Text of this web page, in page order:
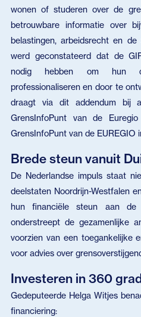
wonen of studeren over de
betrouwbare informatie over
belastingen, arbeidsrecht en de
werd geconstateerd dat de
nodig hebben om hun
professionaliseren en door te
draagt via dit addendum bij
GrensInfoPunt van de
GrensInfoPunt van de EUREGIO
Brede steun vanuit
De Nederlandse impuls staat
deelstaten Noordrijn-Westfalen
hun financiële steun aan de
onderstreept de gezamenlijke
voorzien van een toegankelijke
voor advies over
Investeren in 360
Gedeputeerde Helga Witjes
financiering: